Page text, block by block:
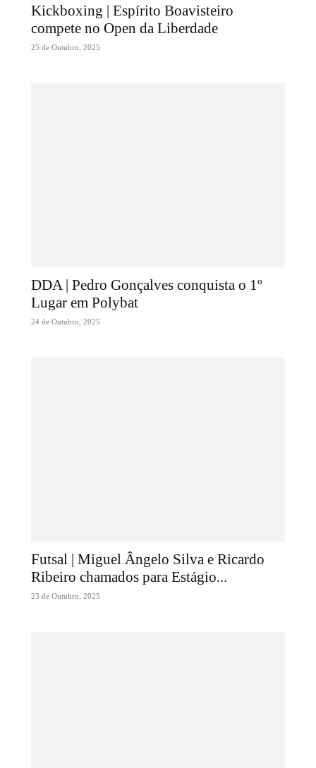
Kickboxing | Espírito Boavisteiro
compete no Open da Liberdade
25 de Outubro, 2025
DDA | Pedro Gonçalves conquista o 1º
Lugar em Polybat
24 de Outubro, 2025
Futsal | Miguel Ângelo Silva e Ricardo
Ribeiro chamados para Estágio...
23 de Outubro, 2025